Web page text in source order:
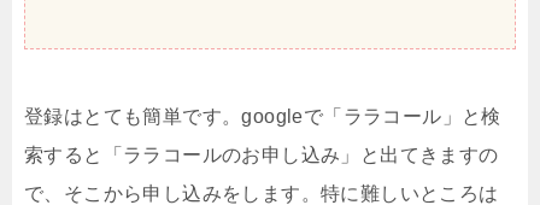
登録はとても簡単です。googleで「ララコール」と検
索すると「ララコールのお申し込み」と出てきますの
で、そこから申し込みをします。特に難しいところは